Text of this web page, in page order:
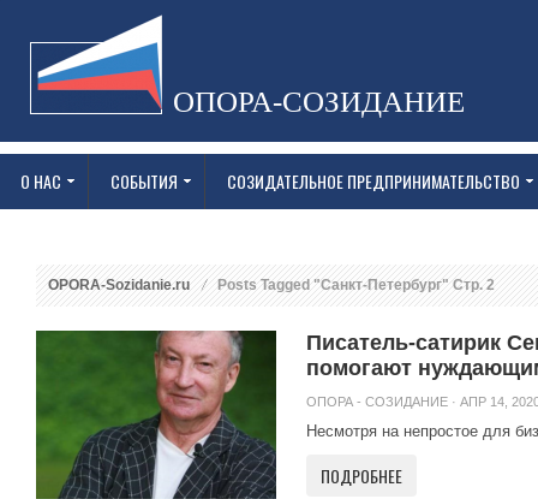
ОПОРА-СОЗИДАНИЕ
О НАС СОБЫТИЯ СОЗИДАТЕЛЬНОЕ ПРЕДПРИНИМАТЕЛЬСТВО
OPORA-Sozidanie.ru Posts Tagged "Санкт-Петербург" Стр. 2
Писатель-сатирик
помогают
ОПОРА - СОЗИДАНИЕ · АПР 14,
Несмотря на непростое для
ПОДРОБНЕЕ